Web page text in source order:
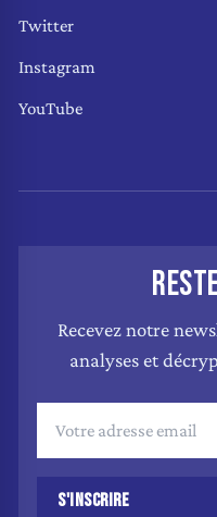
Twitter
Instagram
YouTube
Recevez notre
analyses et
S'INSCRIRE